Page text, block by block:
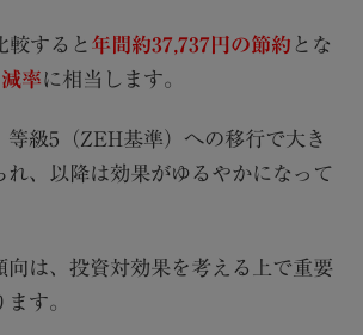
較すると 年間約37,737円の節約 とな
率に相当します。
等級5（ZEH基準）への移行で大き
れ、以降は効果がゆるやかになって
向は、投資対効果を考える上で重要
す。